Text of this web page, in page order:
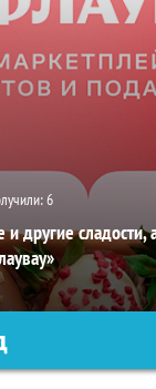
6
другие сладости,